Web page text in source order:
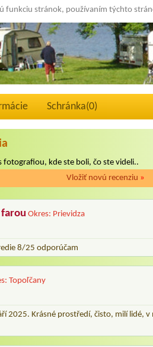
funkciu stránok, používaním týchto
Schránka(0)
fotografiou, kde ste boli, čo ste videli..
Vložiť novú recenziu »
Okres: Prievidza
8/25 odporúčam
Topoľčany
2025. Krásné prostředí, čisto, milí lidé,